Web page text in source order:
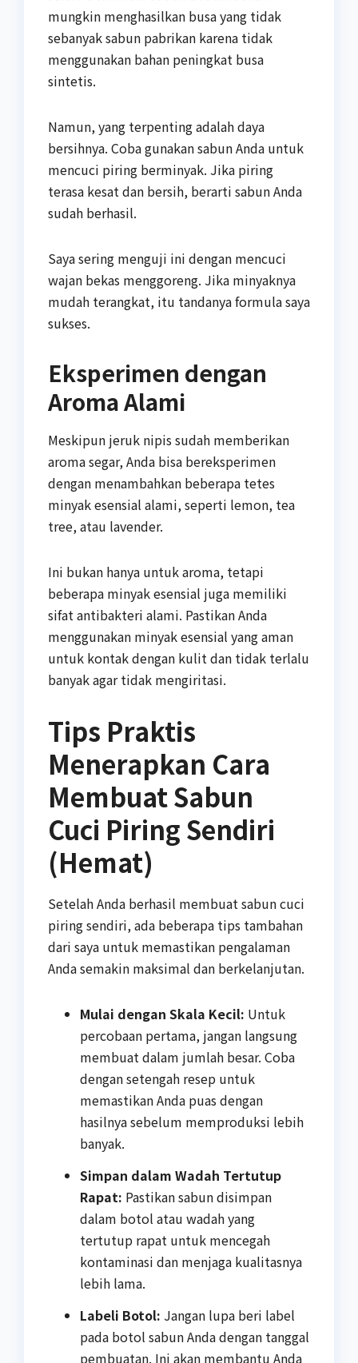
mungkin menghasilkan busa yang tidak
sebanyak sabun pabrikan karena tidak
menggunakan bahan peningkat busa
sintetis.
Namun, yang terpenting adalah daya
bersihnya. Coba gunakan sabun Anda untuk
mencuci piring berminyak. Jika piring
terasa kesat dan bersih, berarti sabun Anda
sudah berhasil.
Saya sering menguji ini dengan mencuci
wajan bekas menggoreng. Jika minyaknya
mudah terangkat, itu tandanya formula saya
sukses.
Eksperimen dengan
Aroma Alami
Meskipun jeruk nipis sudah memberikan
aroma segar, Anda bisa bereksperimen
dengan menambahkan beberapa tetes
minyak esensial alami, seperti lemon, tea
tree, atau lavender.
Ini bukan hanya untuk aroma, tetapi
beberapa minyak esensial juga memiliki
sifat antibakteri alami. Pastikan Anda
menggunakan minyak esensial yang aman
untuk kontak dengan kulit dan tidak terlalu
banyak agar tidak mengiritasi.
Tips Praktis
Menerapkan Cara
Membuat Sabun
Cuci Piring Sendiri
(Hemat)
Setelah Anda berhasil membuat sabun cuci
piring sendiri, ada beberapa tips tambahan
dari saya untuk memastikan pengalaman
Anda semakin maksimal dan berkelanjutan.
Mulai dengan Skala Kecil: Untuk
percobaan pertama, jangan langsung
membuat dalam jumlah besar. Coba
dengan setengah resep untuk
memastikan Anda puas dengan
hasilnya sebelum memproduksi lebih
banyak.
Simpan dalam Wadah Tertutup
Rapat: Pastikan sabun disimpan
dalam botol atau wadah yang
tertutup rapat untuk mencegah
kontaminasi dan menjaga kualitasnya
lebih lama.
Labeli Botol: Jangan lupa beri label
pada botol sabun Anda dengan tanggal
pembuatan. Ini akan membantu Anda